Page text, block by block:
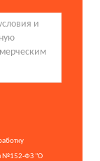
№152-ФЗ "О